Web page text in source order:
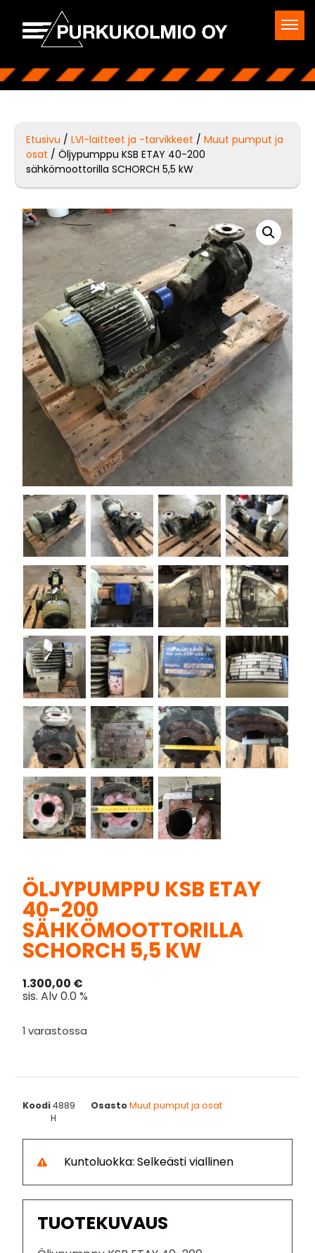
Etusivu /LVI-laitteet ja -tarvikkeet /Muut pumput ja
osat / Öljypumppu KSB ETAY 40-200
sähkömoottorilla SCHORCH 5,5 kW
ÖLJYPUMPPU KSB ETAY
40-200
SÄHKÖMOOTTORILLA
SCHORCH 5,5 KW
1.300,00 €
sis. Alv 0.0 %
1 varastossa
Koodi4889 OsastoMuut pumput ja osat
H
Kuntoluokka: Selkeästi viallinen
TUOTEKUVAUS